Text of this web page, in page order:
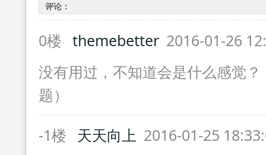
评论：
0楼 themebetter 2016-01-26
没有用过，不知道会是什么感觉
题）
-1楼
天天向上 2016-01-25